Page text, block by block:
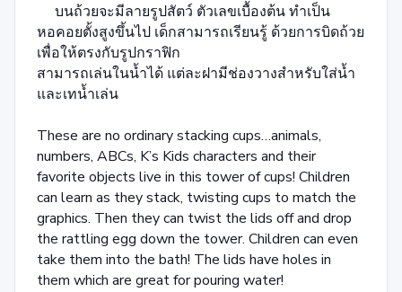
บนถ้วยจะมีลายรูปสัตว์ ตัวเลขเบื้องต้น ทำเป็น
หอคอยตั้งสูงขึ้นไป เด็กสามารถเรียนรู้ ด้วยการบิดถ้วย
เพื่อให้ตรงกับรูปกราฟิก
สามารถเล่นในน้ำได้ แต่ละฝามีช่องวางสำหรับใส่น้ำ
และเทน้ำเล่น
These are no ordinary stacking cups…animals,
numbers, ABCs, K’s Kids characters and their
favorite objects live in this tower of cups! Children
can learn as they stack, twisting cups to match the
graphics. Then they can twist the lids off and drop
the rattling egg down the tower. Children can even
take them into the bath! The lids have holes in
them which are great for pouring water!